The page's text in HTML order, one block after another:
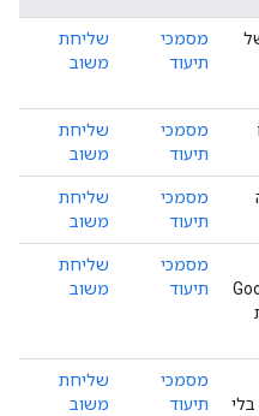
מסמכי
תיעוד
שליחת
משוב
מסמכי
תיעוד
שליחת
משוב
מסמכי
תיעוד
שליחת
משוב
מסמכי
תיעוד
שליחת
משוב
מסמכי
תיעוד
שליחת
משוב